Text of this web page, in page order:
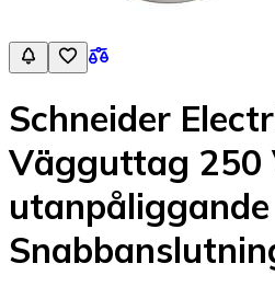
Schneider
Vägguttag 250
utanpåliggande